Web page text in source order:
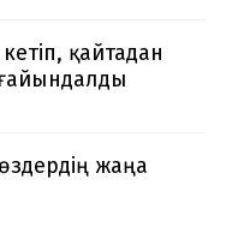
қайтадан
жаңа